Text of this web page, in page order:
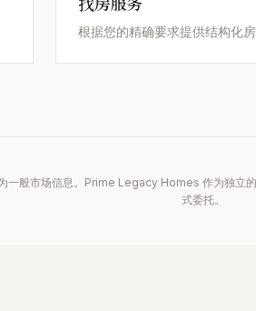
根据您的精确要求提供结构化房
一般市场信息。Prime Legacy Homes 作为独立
式委托。